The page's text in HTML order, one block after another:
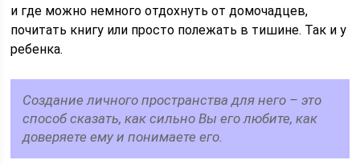
и где можно немного отдохнуть от домочадцев,
почитать книгу или просто полежать в тишине. Так и у
ребенка.
Создание личного пространства для него – это
способ сказать, как сильно Вы его любите, как
доверяете ему и понимаете его.